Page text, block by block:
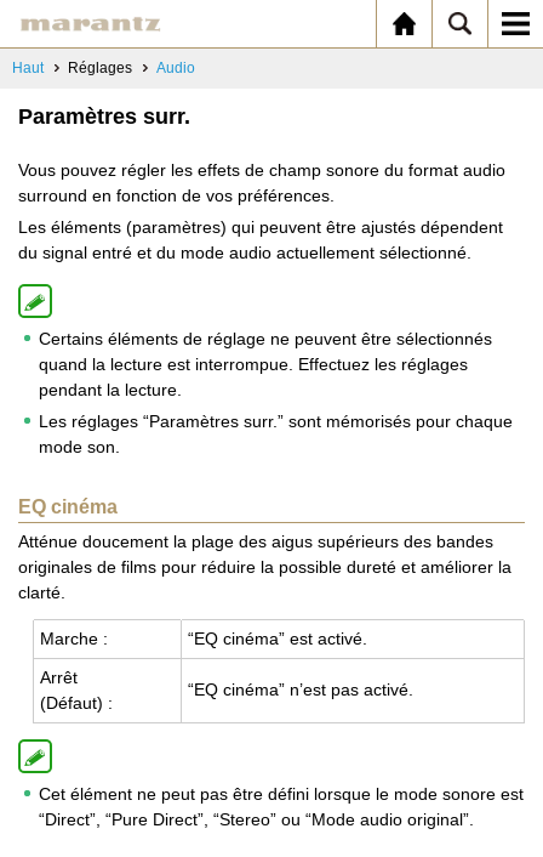
Haut Réglages Audio
Paramètres surr.
Vous pouvez régler les effets de champ sonore du format audio
surround en fonction de vos préférences.
Les éléments (paramètres) qui peuvent être ajustés dépendent
du signal entré et du mode audio actuellement sélectionné.
Certains éléments de réglage ne peuvent être sélectionnés
quand la lecture est interrompue. Effectuez les réglages
pendant la lecture.
Les réglages “Paramètres surr.” sont mémorisés pour chaque
mode son.
EQ cinéma
Atténue doucement la plage des aigus supérieurs des bandes
originales de films pour réduire la possible dureté et améliorer la
clarté.
Marche :
“EQ cinéma” est activé.
Arrêt
(Défaut) :
“EQ cinéma” n’est pas activé.
Cet élément ne peut pas être défini lorsque le mode sonore est
“Direct”, “Pure Direct”, “Stereo” ou “Mode audio original”.